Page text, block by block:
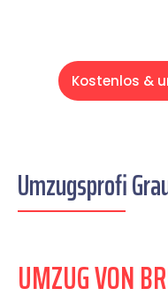
Kostenlos &
Umzugsprofi
UMZUG VON